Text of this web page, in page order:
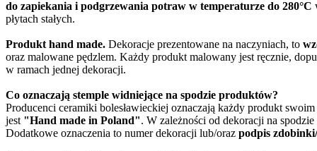
do zapiekania i podgrzewania potraw w temperaturze do 280°C
płytach stałych.
Produkt hand made. Dekoracje prezentowane na naczyniach, to
oraz malowane pędzlem. Każdy produkt malowany jest ręcznie,
w ramach jednej dekoracji.
Co oznaczają stemple widniejące na spodzie produktów?
Producenci ceramiki bolesławieckiej oznaczają każdy produkt swoim
jest "Hand made in Poland". W zależności od dekoracji na
Dodatkowe oznaczenia to numer dekoracji lub/oraz podpis